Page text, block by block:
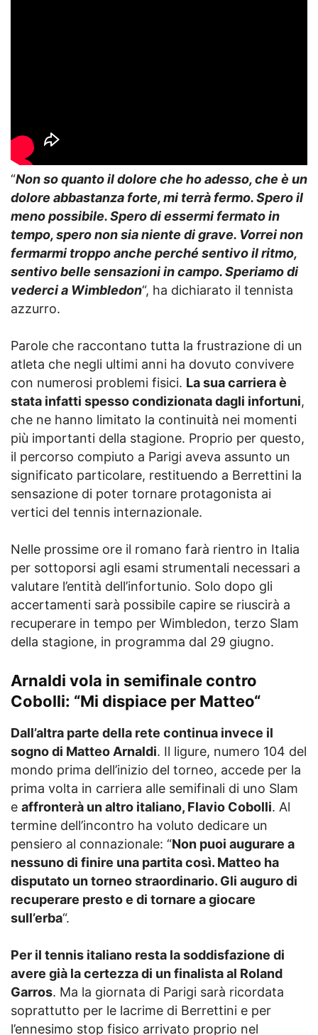
“Non so quanto il dolore che ho adesso, che è un
dolore abbastanza forte, mi terrà fermo. Spero il
meno possibile. Spero di essermi fermato in
tempo, spero non sia niente di grave. Vorrei non
fermarmi troppo anche perché sentivo il ritmo,
sentivo belle sensazioni in campo. Speriamo di
vederci a Wimbledon“, ha dichiarato il tennista
azzurro.
Parole che raccontano tutta la frustrazione di un
atleta che negli ultimi anni ha dovuto convivere
con numerosi problemi fisici. La sua carriera è
stata infatti spesso condizionata dagli infortuni,
che ne hanno limitato la continuità nei momenti
più importanti della stagione. Proprio per questo,
il percorso compiuto a Parigi aveva assunto un
significato particolare, restituendo a Berrettini la
sensazione di poter tornare protagonista ai
vertici del tennis internazionale.
Nelle prossime ore il romano farà rientro in Italia
per sottoporsi agli esami strumentali necessari a
valutare l’entità dell’infortunio. Solo dopo gli
accertamenti sarà possibile capire se riuscirà a
recuperare in tempo per Wimbledon, terzo Slam
della stagione, in programma dal 29 giugno.
Arnaldi vola in semifinale contro
Cobolli: “Mi dispiace per Matteo“
Dall’altra parte della rete continua invece il
sogno di Matteo Arnaldi. Il ligure, numero 104 del
mondo prima dell’inizio del torneo, accede per la
prima volta in carriera alle semifinali di uno Slam
e affronterà un altro italiano, Flavio Cobolli. Al
termine dell’incontro ha voluto dedicare un
pensiero al connazionale: “Non puoi augurare a
nessuno di finire una partita così. Matteo ha
disputato un torneo straordinario. Gli auguro di
recuperare presto e di tornare a giocare
sull’erba“.
Per il tennis italiano resta la soddisfazione di
avere già la certezza di un finalista al Roland
Garros. Ma la giornata di Parigi sarà ricordata
soprattutto per le lacrime di Berrettini e per
l’ennesimo stop fisico arrivato proprio nel